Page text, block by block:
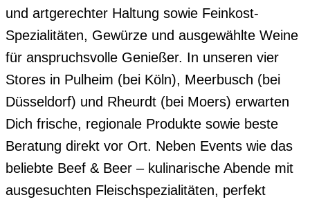
und artgerechter Haltung sowie Feinkost-
Spezialitäten, Gewürze und ausgewählte Weine
für anspruchsvolle Genießer. In unseren vier
Stores in Pulheim (bei Köln), Meerbusch (bei
Düsseldorf) und Rheurdt (bei Moers) erwarten
Dich frische, regionale Produkte sowie beste
Beratung direkt vor Ort. Neben Events wie das
beliebte Beef & Beer – kulinarische Abende mit
ausgesuchten Fleischspezialitäten, perfekt